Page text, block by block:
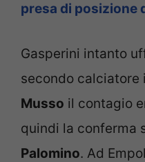
presa di posizione
Gasperini intanto
secondo calciatore
Musso il contagio
quindi la conferma
Palomino. Ad